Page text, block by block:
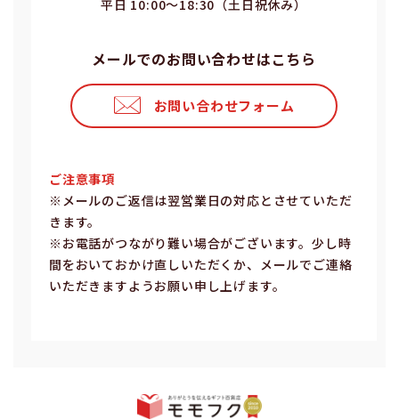
平⽇ 10:00〜18:30（⼟⽇祝休み）
メールでのお問い合わせはこちら
お問い合わせフォーム
ご注意事項
※メールのご返信は翌営業⽇の対応とさせていただ
きます。
※お電話がつながり難い場合がございます。少し時
間をおいておかけ直しいただくか、メールでご連絡
いただきますようお願い申し上げます。